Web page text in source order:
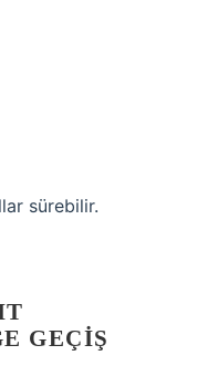
sürebilir.
GEÇIŞ